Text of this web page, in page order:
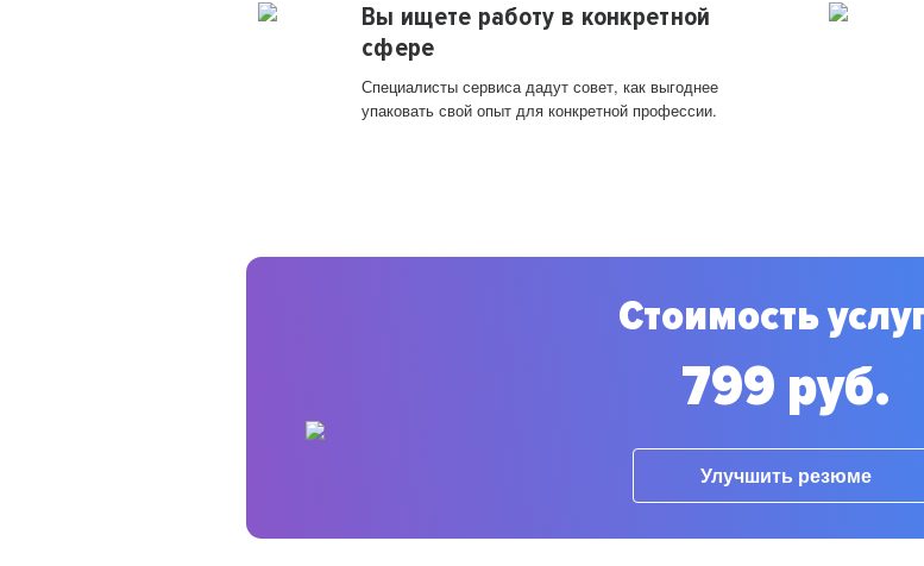
Вы ищете работу в конкретной
сфере
Специалисты сервиса дадут совет, как выгоднее
упаковать свой опыт для конкретной профессии.
Стоимость
799 руб.
Улучшить резюме